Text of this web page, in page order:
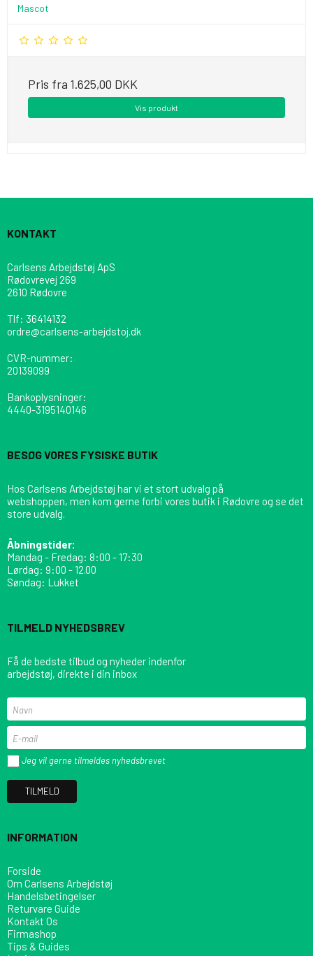
Mascot
Pris fra 1.625,00 DKK
Vis produkt
KONTAKT
Carlsens Arbejdstøj ApS
Rødovrevej 269
2610 Rødovre
Tlf: 36414132
ordre@carlsens-arbejdstoj.dk
CVR-nummer:
20139099
Bankoplysninger:
4440-3195140146
BESØG VORES FYSISKE BUTIK
Hos Carlsens Arbejdstøj har vi et stort udvalg på
webshoppen, men kom gerne forbi vores butik i Rødovre og se det
store udvalg.
Åbningstider:
Mandag - Fredag: 8:00 - 17:30
Lørdag: 9:00 - 12.00
Søndag: Lukket
TILMELD NYHEDSBREV
Få de bedste tilbud og nyheder indenfor
arbejdstøj, direkte i din inbox
Jeg vil gerne tilmeldes nyhedsbrevet
TILMELD
INFORMATION
Forside
Om Carlsens Arbejdstøj
Handelsbetingelser
Returvare Guide
Kontakt Os
Firmashop
Tips & Guides